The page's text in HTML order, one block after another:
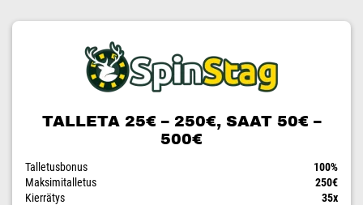
TALLETA 25€ – 250€, SAAT 50€ –
500€
Talletusbonus
100%
Maksimitalletus
250€
Kierrätys
35x